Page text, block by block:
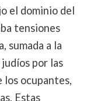
el dominio del
tensiones
sumada a la
por las
los ocupantes,
Estas